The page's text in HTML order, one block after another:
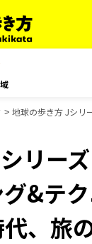
地球の歩き方 Jシリ
リー
&テ
、旅